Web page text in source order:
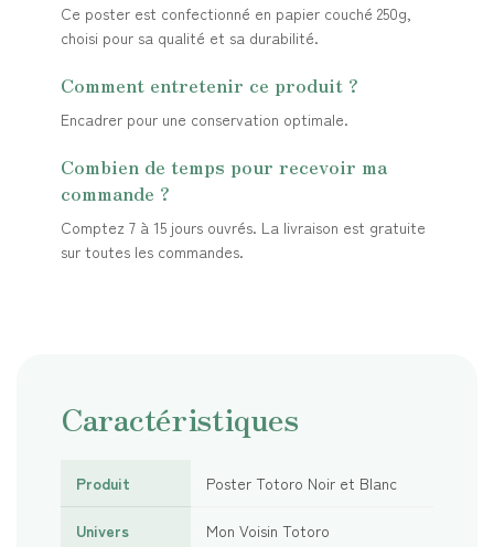
Ce poster est confectionné en papier couché 250g,
choisi pour sa qualité et sa durabilité.
Comment entretenir ce produit ?
Encadrer pour une conservation optimale.
Combien de temps pour recevoir ma
commande ?
Comptez 7 à 15 jours ouvrés. La livraison est gratuite
sur toutes les commandes.
Caractéristiques
Produit Poster Totoro Noir et Blanc
Univers Mon Voisin Totoro